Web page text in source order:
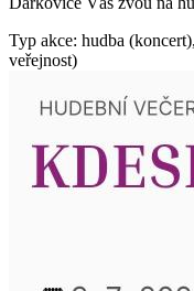
Typ akce: hudba
veřejnost)